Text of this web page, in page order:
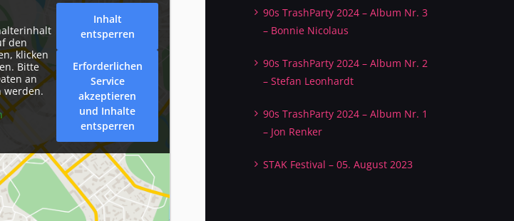
den
klicken
Bitte
an
werden.
Inhalt
entsperren
Erforderlichen
Service
akzeptieren
und Inhalte
entsperren
90s TrashParty 2024 – Album Nr. 3
– Bonnie Nicolaus
90s TrashParty 2024 – Album Nr. 2
– Stefan Leonhardt
90s TrashParty 2024 – Album Nr. 1
– Jon Renker
STAK Festival – 05. August 2023